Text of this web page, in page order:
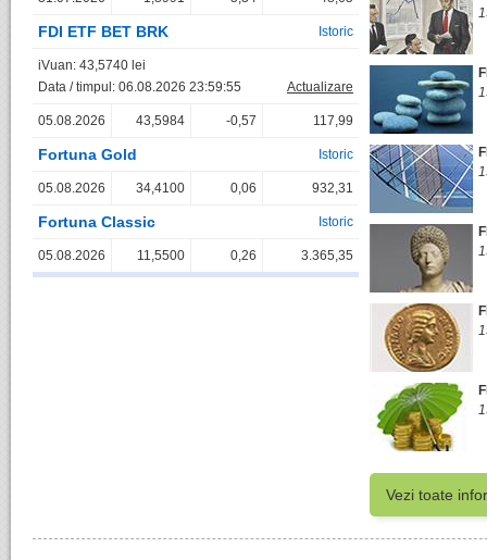
FDI ETF BET BRK Istoric
iVuan: 43,5740 lei
Data / timpul: 06.08.2026 23:59:55
Actualizare
05.08.2026 43,5984 -0,57 117,99
Fortuna Gold Istoric
05.08.2026 34,4100 0,06 932,31
Fortuna Classic Istoric
05.08.2026 11,5500 0,26 3.365,35
Vezi toate